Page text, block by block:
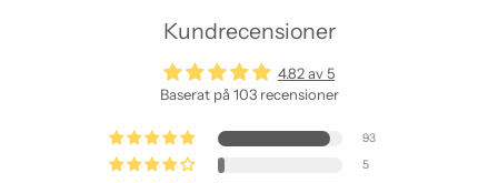
Kundrecensioner
4.82 av 5
Baserat på 103 recensioner
93
5